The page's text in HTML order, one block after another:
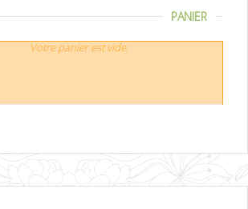
PANIER
Votre panier est vide.